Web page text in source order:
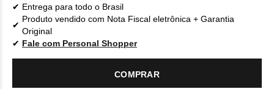
Entrega para todo o Brasil
Produto vendido com Nota Fiscal eletrônica + Garantia
Original
Fale com Personal Shopper
COMPRAR